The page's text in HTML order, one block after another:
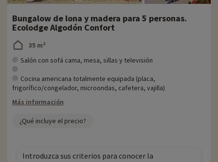
Bungalow de lona y madera para 5 personas.
Ecolodge Algodón Confort
35 m²
Salón con sofá cama, mesa, sillas y televisión
Cocina americana totalmente equipada (placa,
frigorífico/congelador, microondas, cafetera, vajilla)
Más información
¿Qué incluye el precio?
Introduzca sus criterios para conocer la